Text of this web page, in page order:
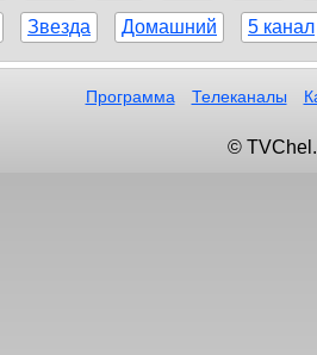
Звезда Домашний 5 канал
Программа Телеканалы
©